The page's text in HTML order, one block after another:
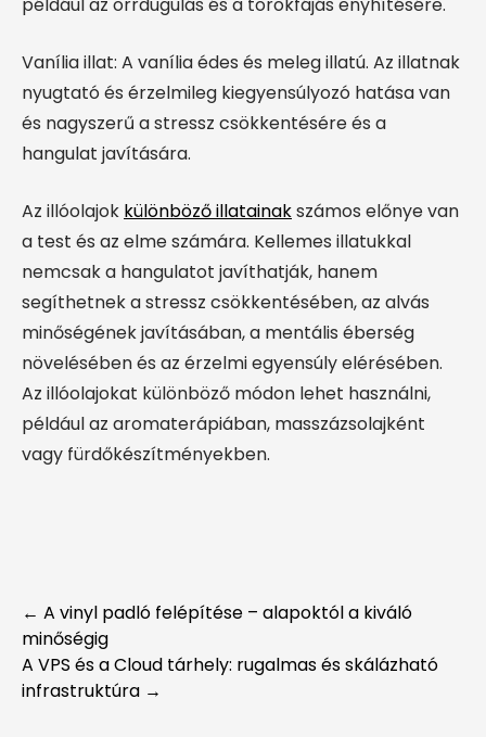
Vanília illat: A vanília édes és meleg illatú. Az illatnak
nyugtató és érzelmileg kiegyensúlyozó hatása van
és nagyszerű a stressz csökkentésére és a
hangulat javítására.
Az illóolajok különböző illatainakszámos előnye van
a test és az elme számára. Kellemes illatukkal
nemcsak a hangulatot javíthatják, hanem
segíthetnek a stressz csökkentésében, az alvás
minőségének javításában, a mentális éberség
növelésében és az érzelmi egyensúly elérésében.
Az illóolajokat különböző módon lehet használni,
például az aromaterápiában, masszázsolajként
vagy fürdőkészítményekben.
Post
navigation
← A vinyl padló felépítése – alapoktól a kiváló
minőségig
A VPS és a Cloud tárhely: rugalmas és skálázható
infrastruktúra →